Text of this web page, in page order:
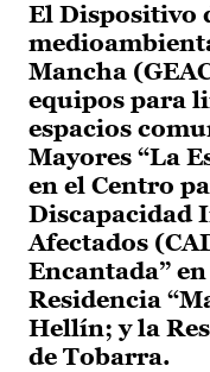
El Dispositivo
Mancha
equipos para
espacios
Mayores “La
en el Centro
Discapacidad
Afectados
Encantada”
Residencia
Hellín; y la
de Tobarra.